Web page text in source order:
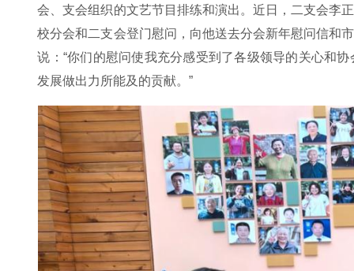
会、支会组织的文艺节目排练和演出。近日，二支会李
校分会和二支会登门慰问，向他送去分会新年慰问信和
说：“你们的慰问使我充分感受到了各级领导的关心和
发展做出力所能及的贡献。”